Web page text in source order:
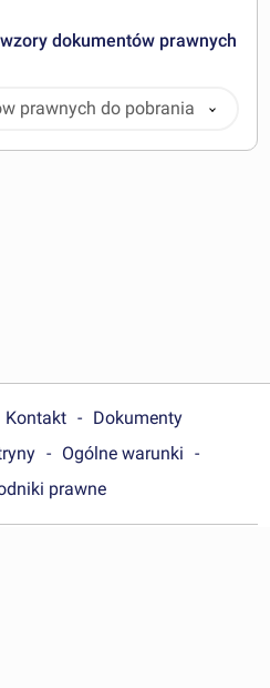
dokumentów prawnych
prawnych do pobrania
Kontakt
Dokumenty
Ogólne warunki
prawne